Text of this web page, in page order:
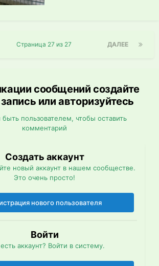
ДАЛЕЕ
Страница 27 из 27
сообщений создайте
или авторизуйтесь
пользователем, чтобы оставить
комментарий
Создать аккаунт
новый аккаунт в нашем сообществе.
Это очень просто!
нового пользователя
Войти
аккаунт? Войти в систему.